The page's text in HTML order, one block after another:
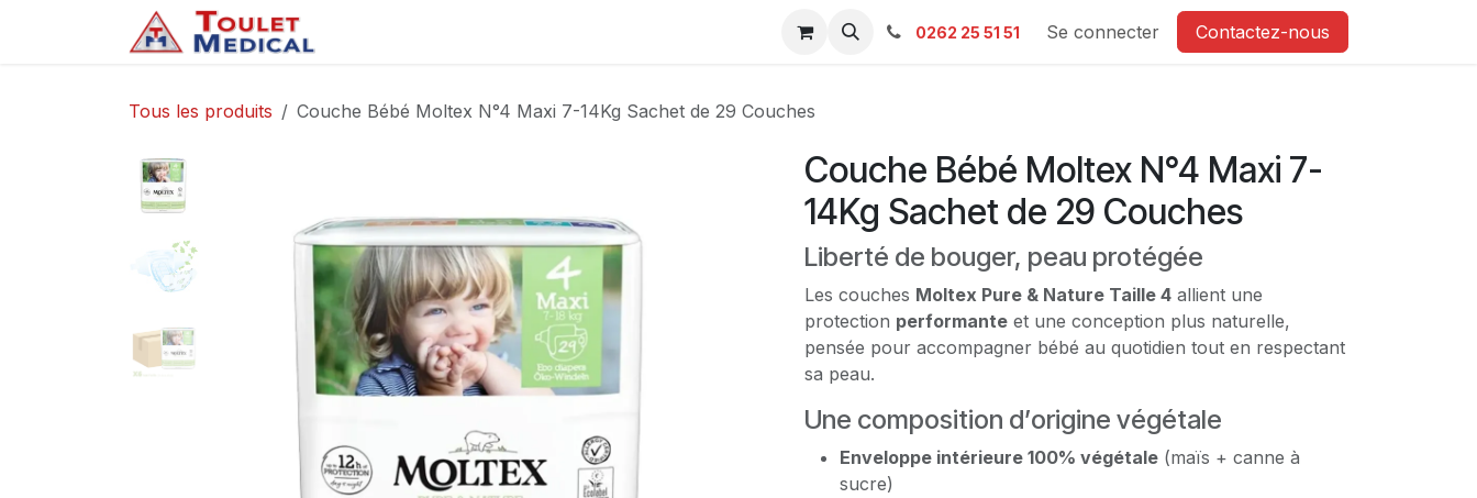
Se rendre au contenu
Contacts SAV Ambulance
0262 25 51 51 Se connecter Contactez-nous
Tous les produits Couche Bébé Moltex N°4 Maxi 7-14Kg Sachet de 29 Couches
Couche Bébé Moltex N°4 Maxi 7-
14Kg Sachet de 29 Couches
Liberté de bouger, peau protégée
Les couches Moltex Pure & Nature Taille 4 allient une
protection performante et une conception plus naturelle,
pensée pour accompagner bébé au quotidien tout en respectant
sa peau.
Une composition d’origine végétale
Enveloppe intérieure 100% végétale (maïs + canne à
sucre)